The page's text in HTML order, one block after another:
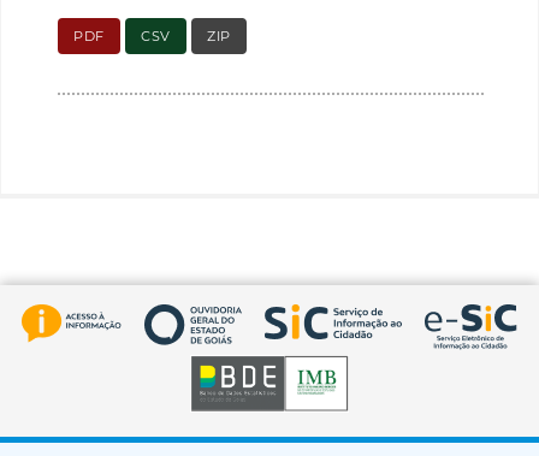
PDF CSV ZIP